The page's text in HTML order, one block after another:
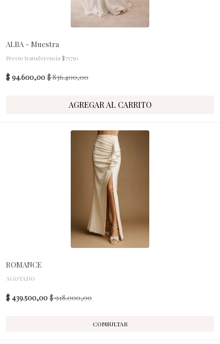
ALBA - Muestra
Precio transferencia $75750
$ 94.600,00 $ 836.400,00
AGREGAR AL CARRITO
ROMANCE
AGOTADO
$ 439.500,00 $ 918.000,00
CONSULTAR